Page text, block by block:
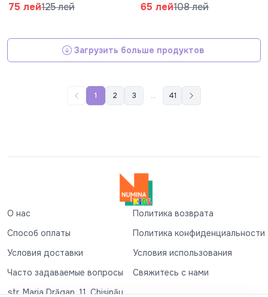
75 лей125 лей 65 лей108 лей
Загрузить больше продуктов
1 2 3 ... 41
О нас
Политика возврата
Способ оплаты
Политика конфиденциальности
Условия доставки
Условия использования
Часто задаваемые вопросы
Свяжитесь с нами
str. Maria Drăgan, 11, Chișinău